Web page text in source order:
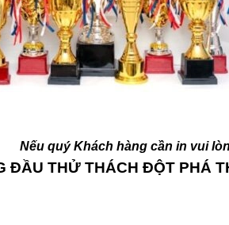
Nếu quý Khách hàng cần in vui
ĐẦU THỬ THÁCH ĐỘT PHÁ